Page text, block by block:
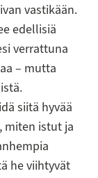
vastikään.
edellisiä
verrattuna
– mutta
siitä hyvää
miten istut ja
he viihtyvät